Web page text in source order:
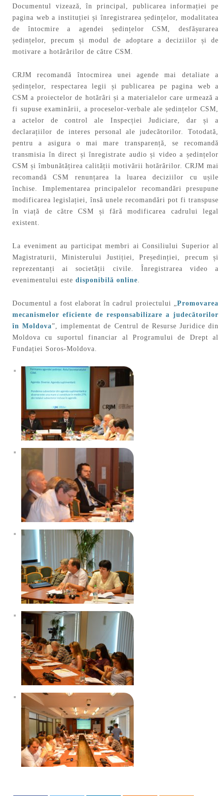
Documentul vizează, în principal, publicarea informației pe
pagina web a instituției și înregistrarea ședințelor, modalitatea
de întocmire a agendei ședințelor CSM, desfășurarea
ședințelor, precum și modul de adoptare a deciziilor și de
motivare a hotărârilor de către CSM.
CRJM recomandă întocmirea unei agende mai detaliate a
ședințelor, respectarea legii și publicarea pe pagina web a
CSM a proiectelor de hotărâri și a materialelor care urmează a
fi supuse examinării, a proceselor-verbale ale ședințelor CSM,
a actelor de control ale Inspecției Judiciare, dar și a
declarațiilor de interes personal ale judecătorilor. Totodată,
pentru a asigura o mai mare transparență, se recomandă
transmisia în direct și înregistrate audio și video a ședințelor
CSM și îmbunătățirea calității motivării hotărârilor. CRJM mai
recomandă CSM renunțarea la luarea deciziilor cu ușile
închise. Implementarea principalelor recomandări presupune
modificarea legislației, însă unele recomandări pot fi transpuse
în viață de către CSM și fără modificarea cadrului legal
existent.
La eveniment au participat membri ai Consiliului Superior al
Magistraturii, Ministerului Justiției, Președinției, precum și
reprezentanți ai societății civile. Înregistrarea video a
evenimentului este disponibilă online
Documentul a fost elaborat în cadrul proiectului „ Promovarea
mecanismelor eficiente de responsabilizare a judecătorilor
în Moldova”, implementat de Centrul de Resurse Juridice din
Moldova cu suportul financiar al Programului de Drept al
Fundației Soros-Moldova.